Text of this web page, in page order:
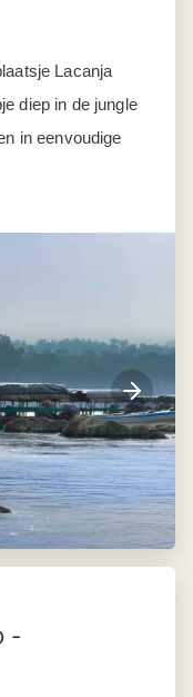
Lacanja
diep in de jungle
in eenvoudige
-